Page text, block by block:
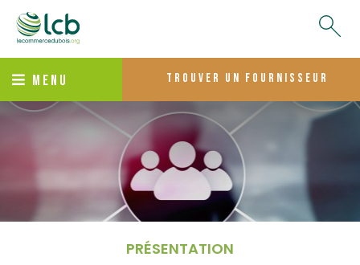
MENU trouver un fournisseur
PRÉSENTATION